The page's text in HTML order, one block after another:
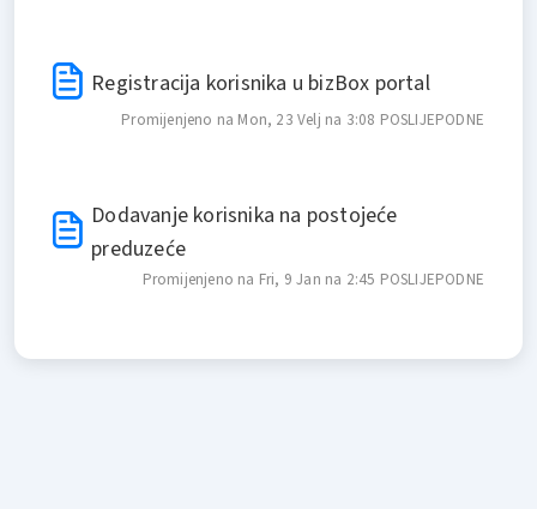
Registracija korisnika u bizBox portal
Promijenjeno na Mon, 23 Velj na 3:08 POSLIJEPODNE
Dodavanje korisnika na postojeće
preduzeće
Promijenjeno na Fri, 9 Jan na 2:45 POSLIJEPODNE